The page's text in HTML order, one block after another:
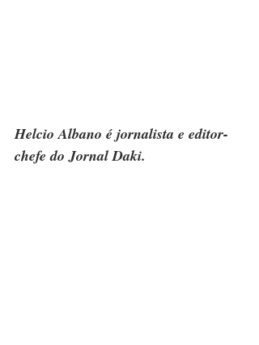
Helcio Albano é jornalista e editor-
chefe do Jornal Daki.